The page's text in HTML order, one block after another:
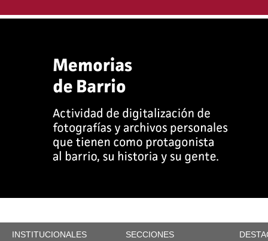
INSTITUCIONALES SECCIONES